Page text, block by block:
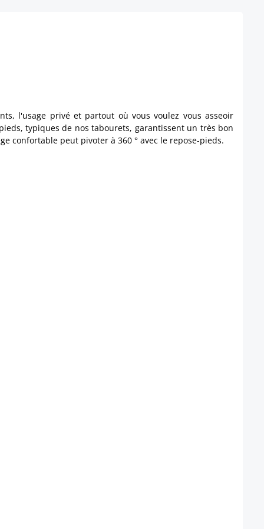
l'usage privé et partout où vous voulez vous asseoir
typiques de nos tabourets, garantissent un très bon
confortable peut pivoter à 360 ° avec le repose-pieds.